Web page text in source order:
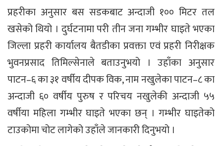
प्रहरीका अनुसार बस सडकबाट अन्दाजी १०० मिटर तल
खसेको थियो । दुर्घटनामा परी तीन जना गम्भीर घाइते भएका
जिल्ला प्रहरी कार्यालय बैतडीका प्रवक्ता एवं प्रहरी निरीक्षक
भुवनप्रसाद तिमिल्सेनाले बताउनुभयो । उहाँका अनुसार
पाटन–६ का ३१ वर्षीय दीपक विक, नाम नखुलेका पाटन–८ का
अन्दाजी ६० वर्षीय पुरुष र परिचय नखुलेकी अन्दाजी ५५
वर्षीया महिला गम्भीर घाइते भएका छन् । गम्भीर घाइतेको
टाउकोमा चोट लागेको उहाँले जानकारी दिनुभयो ।